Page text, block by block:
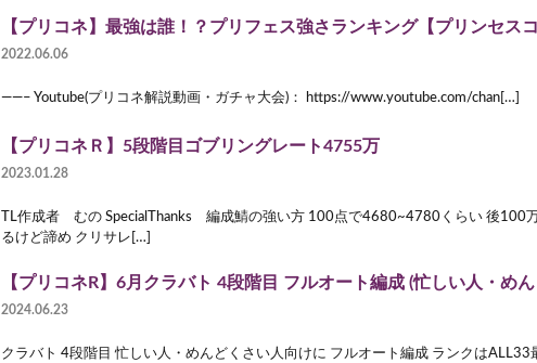
【プリコネ】最強は誰！？プリフェス強さランキング【プリンセス
2022.06.06
——– Youtube(プリコネ解説動画・ガチャ大会)： https://www.youtube.com/chan[…]
【プリコネＲ】5段階目ゴブリングレート4755万
2023.01.28
TL作成者 むの SpecialThanks 編成鯖の強い方 100点で4680~4780くらい 後100
るけど諦め クリサレ[…]
【プリコネR】6月クラバト 4段階目 フルオート編成 (忙しい人・め
2024.06.23
クラバト 4段階目 忙しい人・めんどくさい人向けに フルオート編成 ランクはALL33